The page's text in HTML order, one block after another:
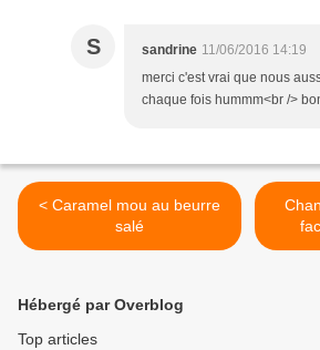
S sandrine 11/06/2016 14:19
merci c'est vrai que nous
chaque fois hummm<br />
< Caramel mou au beurre
salé
Hébergé par Overblog
Top articles